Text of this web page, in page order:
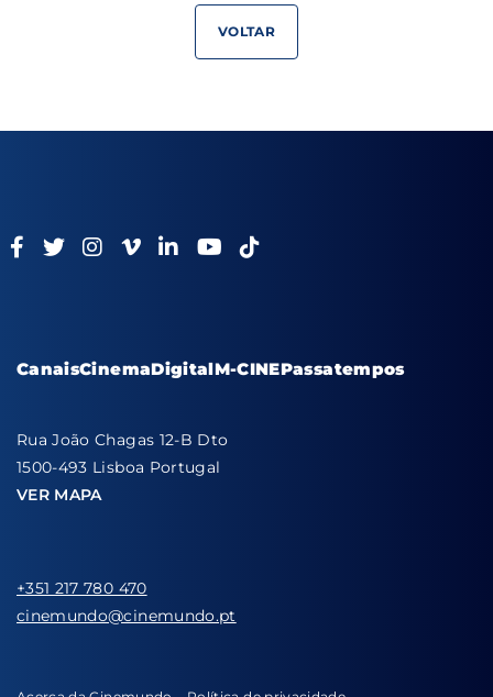
VOLTAR
CanaisCinemaDigitalM-CINEPassatempos
Rua João Chagas 12-B Dto
1500-493 Lisboa Portugal
VER MAPA
+351 217 780 470
cinemundo@cinemundo.pt